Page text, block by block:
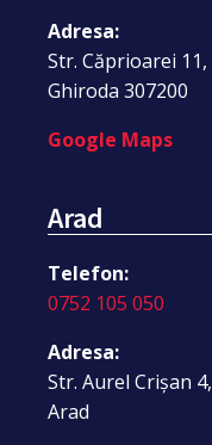
Adresa:
Str. Căprioarei 11,
Ghiroda 307200
Google Maps
Arad
Telefon:
0752 105 050
Adresa:
Str. Aurel Crișan 4,
Arad